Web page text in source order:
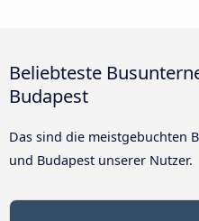
Beliebteste
Budapest
Das sind die meistgebuchten
und Budapest unserer Nutzer.